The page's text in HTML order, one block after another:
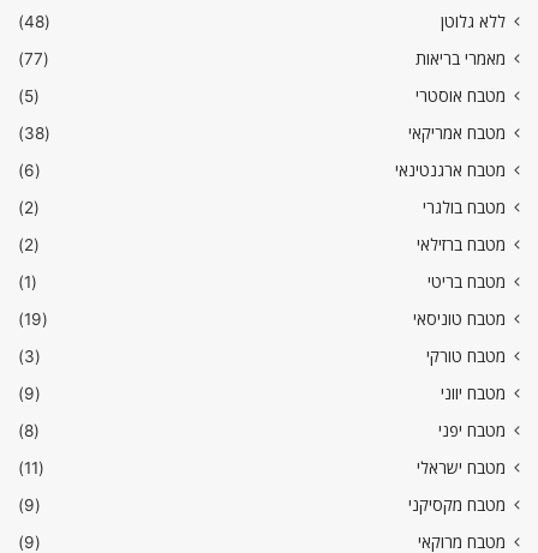
ללא גלוטן
(48)
מאמרי בריאות
(77)
מטבח אוסטרי
(5)
מטבח אמריקאי
(38)
מטבח ארגנטינאי
(6)
מטבח בולגרי
(2)
מטבח ברזילאי
(2)
מטבח בריטי
(1)
מטבח טוניסאי
(19)
מטבח טורקי
(3)
מטבח יווני
(9)
מטבח יפני
(8)
מטבח ישראלי
(11)
מטבח מקסיקני
(9)
מטבח מרוקאי
(9)